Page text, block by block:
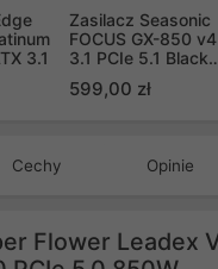
3.1
Zasilacz Seasonic
FOCUS GX-850
3.1 PCIe 5.1 Black
599,00 zł
Cechy Opinie
Flower Leadex